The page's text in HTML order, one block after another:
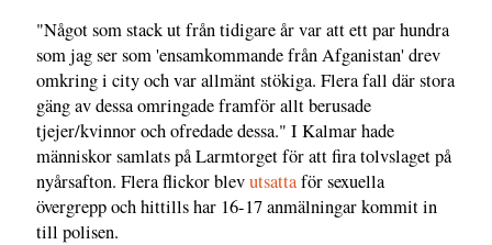
"Något som stack ut från tidigare år var att ett par hundra
som jag ser som 'ensamkommande från Afganistan' drev
omkring i city och var allmänt stökiga. Flera fall där stora
gäng av dessa omringade framför allt berusade
tjejer/kvinnor och ofredade dessa." I Kalmar hade
människor samlats på Larmtorget för att fira tolvslaget på
nyårsafton. Flera flickor blevutsattaför sexuella
övergrepp och hittills har 16-17 anmälningar kommit in
till polisen.